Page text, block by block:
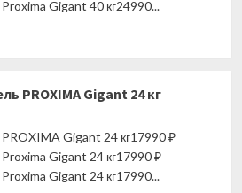
Gigant 40 кг24990...
PROXIMA Gigant 24 кг
Gigant 24 кг17990 ₽
Gigant 24 кг17990 ₽
Gigant 24 кг17990...